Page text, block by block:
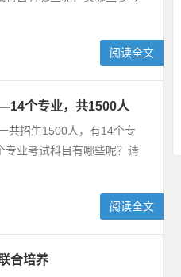
阅读全文
个专业，共1500人
共招生1500人，有14个专
专业考试科目有哪些呢？请
阅读全文
合培养